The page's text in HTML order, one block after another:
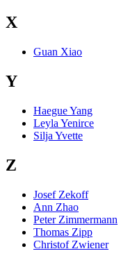
X
Guan Xiao
Y
Haegue Yang
Leyla Yenirce
Silja Yvette
Z
Josef Zekoff
Ann Zhao
Peter Zimmermann
Thomas Zipp
Christof Zwiener